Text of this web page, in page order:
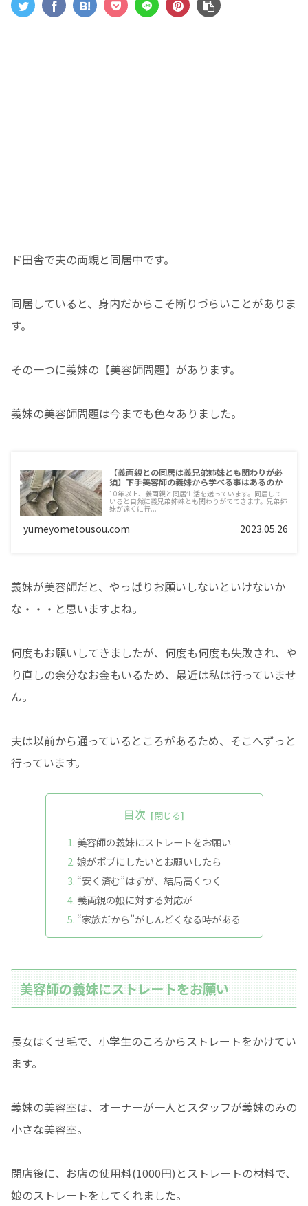
ド田舎で夫の両親と同居中です。
同居していると、身内だからこそ断りづらいことがありま
す。
その一つに義妹の【美容師問題】があります。
義妹の美容師問題は今までも色々ありました。
【義両親との同居は義兄弟姉妹とも関わりが必
須】下手美容師の義妹から学べる事はあるのか
10年以上、義両親と同居生活を送っています。同居して
いると自然に義兄弟姉妹とも関わりがでてきます。兄弟姉
妹が遠くに行...
yumeyometousou.com 2023.05.26
義妹が美容師だと、やっぱりお願いしないといけないか
な・・・と思いますよね。
何度もお願いしてきましたが、何度も何度も失敗され、や
り直しの余分なお金もいるため、最近は私は行っていませ
ん。
夫は以前から通っているところがあるため、そこへずっと
行っています。
目次
美容師の義妹にストレートをお願い
娘がボブにしたいとお願いしたら
“安く済む”はずが、結局高くつく
義両親の娘に対する対応が
“家族だから”がしんどくなる時がある
美容師の義妹にストレートをお願い
長女はくせ毛で、小学生のころからストレートをかけてい
ます。
義妹の美容室は、オーナーが一人とスタッフが義妹のみの
小さな美容室。
閉店後に、お店の使用料(1000円)とストレートの材料で、
娘のストレートをしてくれました。